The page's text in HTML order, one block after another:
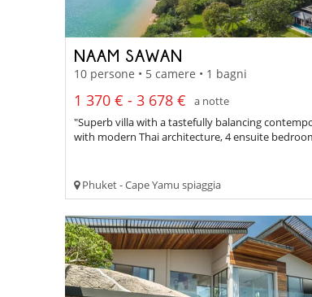
NAAM SAWAN
10 persone • 5 camere • 1 bagni
1 370 € - 3 678 €
a notte
"Superb villa with a tastefully balancing
with modern Thai architecture, 4 ensuite
Phuket - Cape Yamu spiaggia